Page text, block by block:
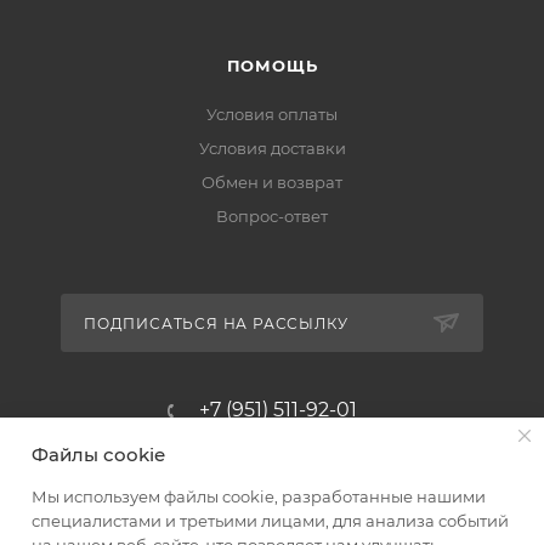
ПОМОЩЬ
Условия оплаты
Условия доставки
Обмен и возврат
Вопрос-ответ
ПОДПИСАТЬСЯ НА РАССЫЛКУ
+7 (951) 511-92-01
Магазин-склад ТЦ "Альтус"
Ростовская обл, Аксайский р-н,
Файлы cookie
Мы используем файлы cookie, разработанные нашими
специалистами и третьими лицами, для анализа событий